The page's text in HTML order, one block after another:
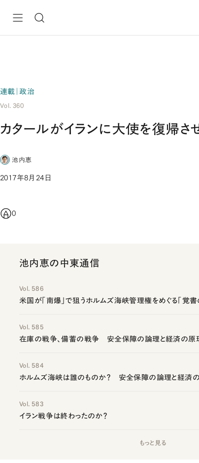
連載｜政治
Vol. 360
カタールがイランに大使を復帰さ
池内恵
2017年8月24日
0
池内恵の中東通信
Vol. 586
米国が「南爆」で狙うホルムズ海峡管理権をめぐる「覚書
Vol. 585
在庫の戦争、備蓄の戦争 安全保障の論理と経済の原理
Vol. 584
ホルムズ海峡は誰のものか？ 安全保障の論理と経済の
Vol. 583
イラン戦争は終わったのか？
もっと見る